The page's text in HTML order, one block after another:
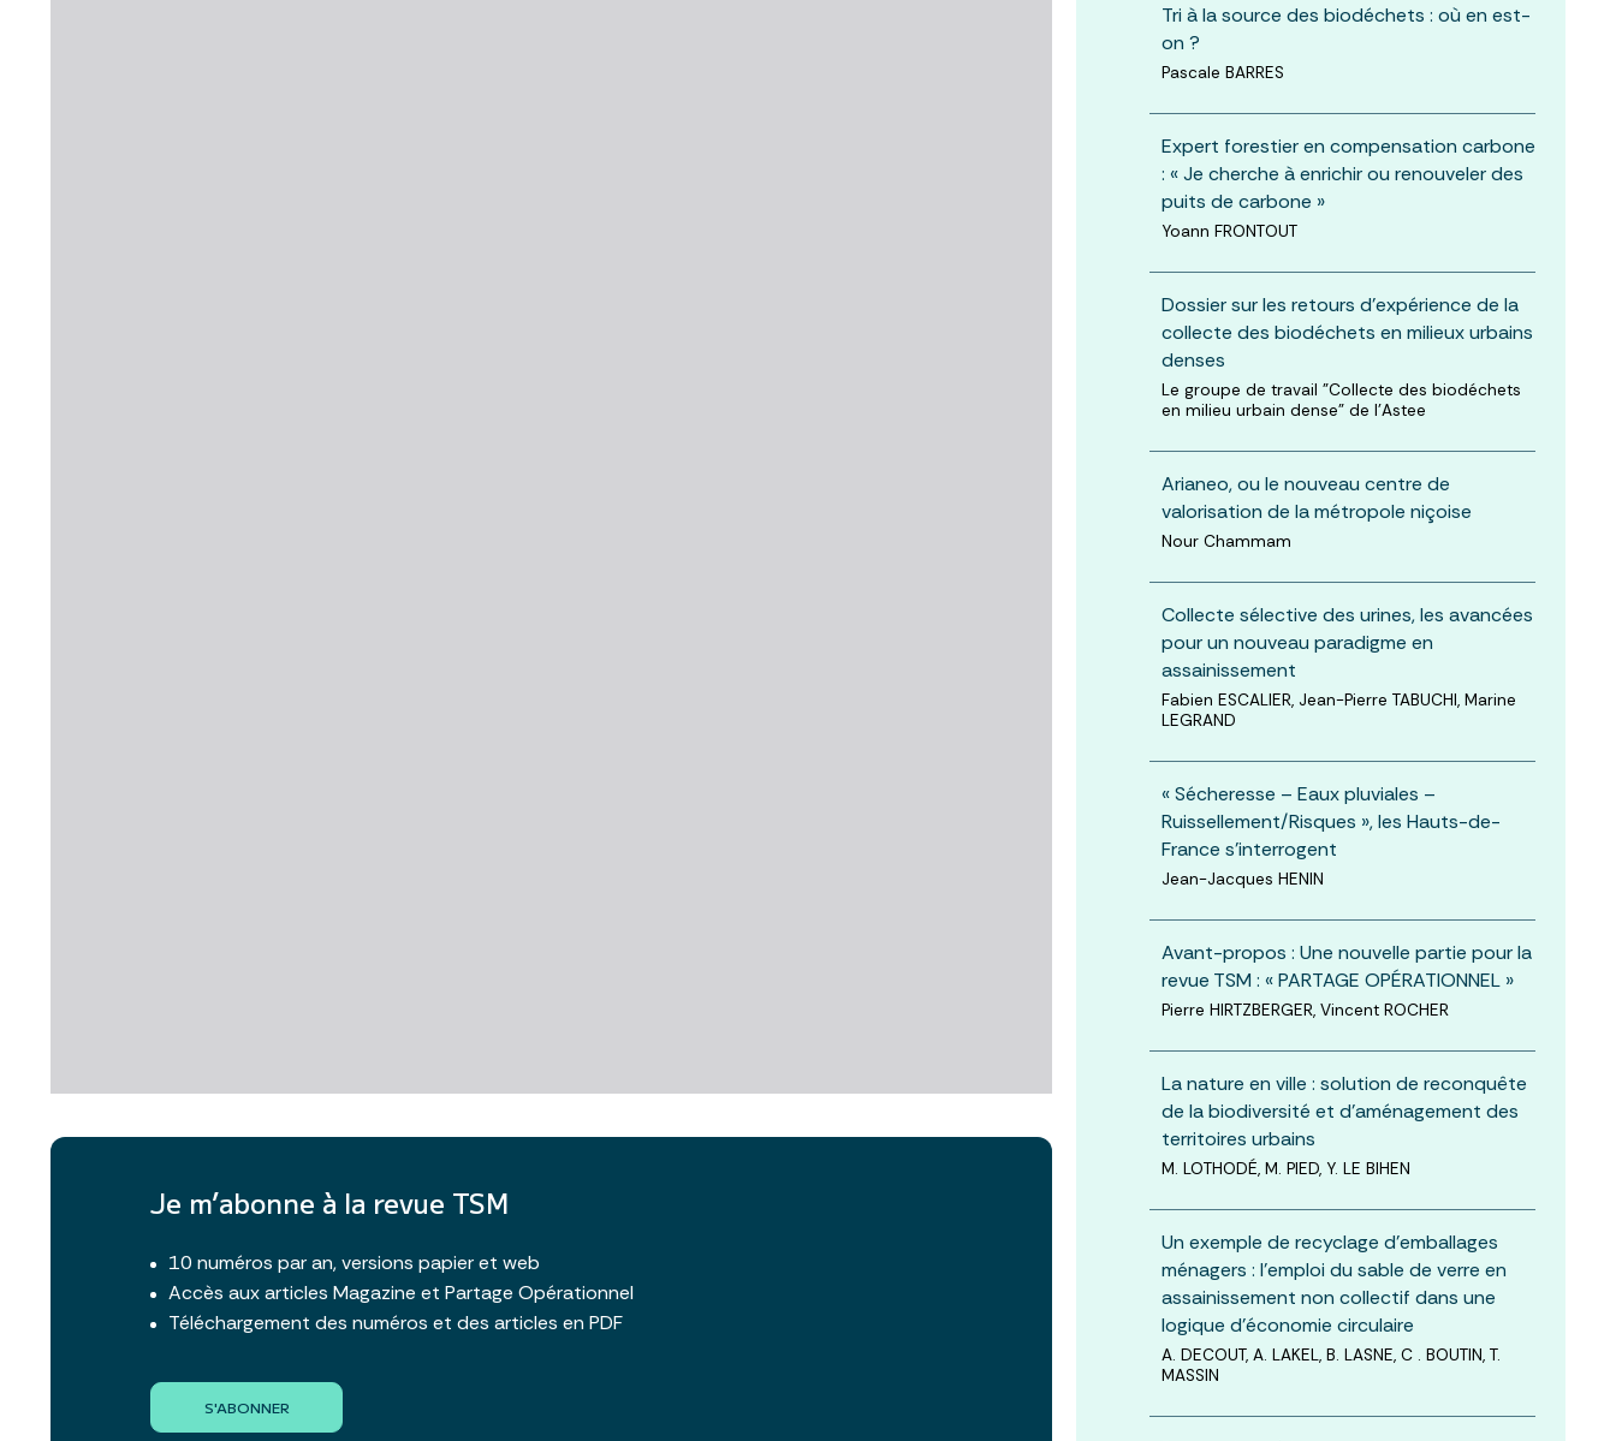
Je m’abonne à la revue TSM
10 numéros par an, versions papier et web
Accès aux articles Magazine et Partage Opérationnel
Téléchargement des numéros et des articles en PDF
S'ABONNER
Tri à la source des biodéchets : où en est-
on ?
Pascale BARRES
Expert forestier en compensation carbone
: « Je cherche à enrichir ou renouveler des
puits de carbone »
Yoann FRONTOUT
Dossier sur les retours d’expérience de la
collecte des biodéchets en milieux urbains
denses
Le groupe de travail "Collecte des biodéchets
en milieu urbain dense" de l'Astee
Arianeo, ou le nouveau centre de
valorisation de la métropole niçoise
Nour Chammam
Collecte sélective des urines, les avancées
pour un nouveau paradigme en
assainissement
Fabien ESCALIER, Jean-Pierre TABUCHI, Marine
LEGRAND
« Sécheresse – Eaux pluviales –
Ruissellement/Risques », les Hauts-de-
France s’interrogent
Jean-Jacques HENIN
Avant-propos : Une nouvelle partie pour la
revue TSM : « PARTAGE OPÉRATIONNEL »
Pierre HIRTZBERGER, Vincent ROCHER
La nature en ville : solution de reconquête
de la biodiversité et d’aménagement des
territoires urbains
M. LOTHODÉ, M. PIED, Y. LE BIHEN
Un exemple de recyclage d’emballages
ménagers : l’emploi du sable de verre en
assainissement non collectif dans une
logique d’économie circulaire
A. DECOUT, A. LAKEL, B. LASNE, C . BOUTIN, T.
MASSIN